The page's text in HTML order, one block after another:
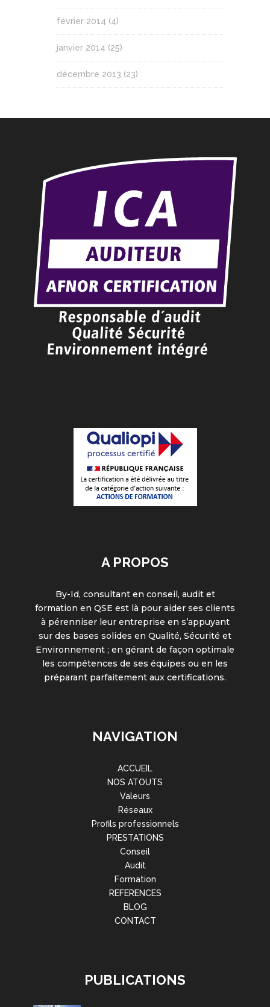
février 2014 (4)
janvier 2014 (25)
décembre 2013 (23)
A PROPOS
By-Id, consultant en conseil, audit et
formation en QSE est là pour aider ses clients
à pérenniser leur entreprise en s’appuyant
sur des bases solides en Qualité, Sécurité et
Environnement ; en gérant de façon optimale
les compétences de ses équipes ou en les
préparant parfaitement aux certifications.
NAVIGATION
ACCUEIL
NOS ATOUTS
Valeurs
Réseaux
Profils professionnels
PRESTATIONS
Conseil
Audit
Formation
REFERENCES
BLOG
CONTACT
PUBLICATIONS